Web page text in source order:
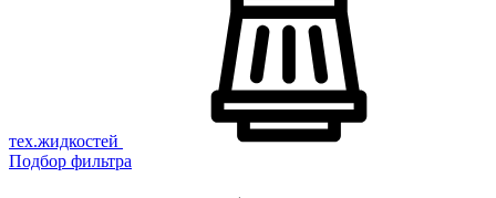
тех.жидкостей
Подбор фильтра